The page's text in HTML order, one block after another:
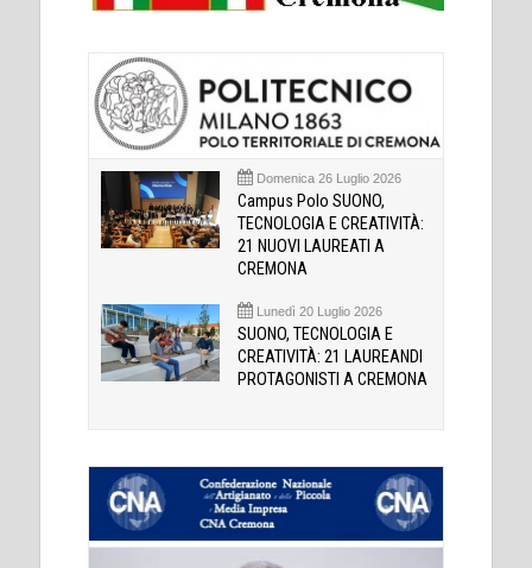
Domenica 26 Luglio 2026
Campus Polo SUONO,
TECNOLOGIA E CREATIVITÀ:
21 NUOVI LAUREATI A
CREMONA
Lunedì 20 Luglio 2026
SUONO, TECNOLOGIA E
CREATIVITÀ: 21 LAUREANDI
PROTAGONISTI A CREMONA